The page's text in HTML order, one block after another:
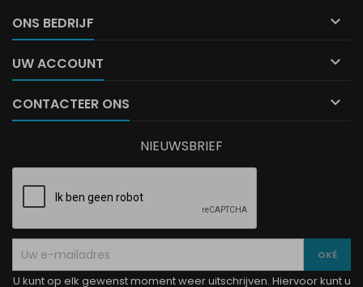
ONS BEDRIJF 
UW ACCOUNT 
CONTACTEER ONS 
NIEUWSBRIEF
U kunt op elk gewenst moment weer uitschrijven. Hiervoor kunt u